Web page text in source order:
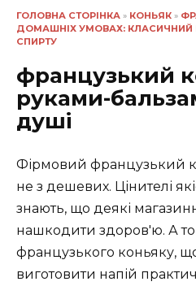
ГОЛОВНА СТОРІНКА » КОНЬЯК »
ДОМАШНІХ УМОВАХ: КЛАСИЧНИЙ
СПИРТУ
французький
руками-
душі
Фірмовий французький
не з дешевих. Цінителі
знають, що деякі
нашкодити здоров'ю. А
французького коньяку,
виготовити напій